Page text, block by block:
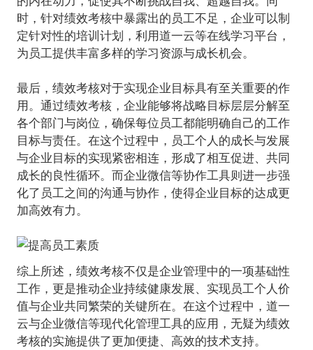
时，针对绩效考核中暴露出的员工不足，企业可以制
定针对性的培训计划，利用道一云等在线学习平台，
为员工提供丰富多样的学习资源与成长机会。
最后，绩效考核对于实现企业目标具有至关重要的作
用。通过绩效考核，企业能够将战略目标层层分解至
各个部门与岗位，确保每位员工都能明确自己的工作
目标与责任。在这个过程中，员工个人的成长与发展
与企业目标的实现紧密相连，形成了相互促进、共同
成长的良性循环。而企业微信等协作工具则进一步强
化了员工之间的沟通与协作，使得企业目标的达成更
加高效有力。
综上所述，绩效考核不仅是企业管理中的一项基础性
工作，更是推动企业持续健康发展、实现员工个人价
值与企业共同繁荣的关键所在。在这个过程中，道一
云与企业微信等现代化管理工具的应用，无疑为绩效
考核的实施提供了更加便捷、高效的技术支持。